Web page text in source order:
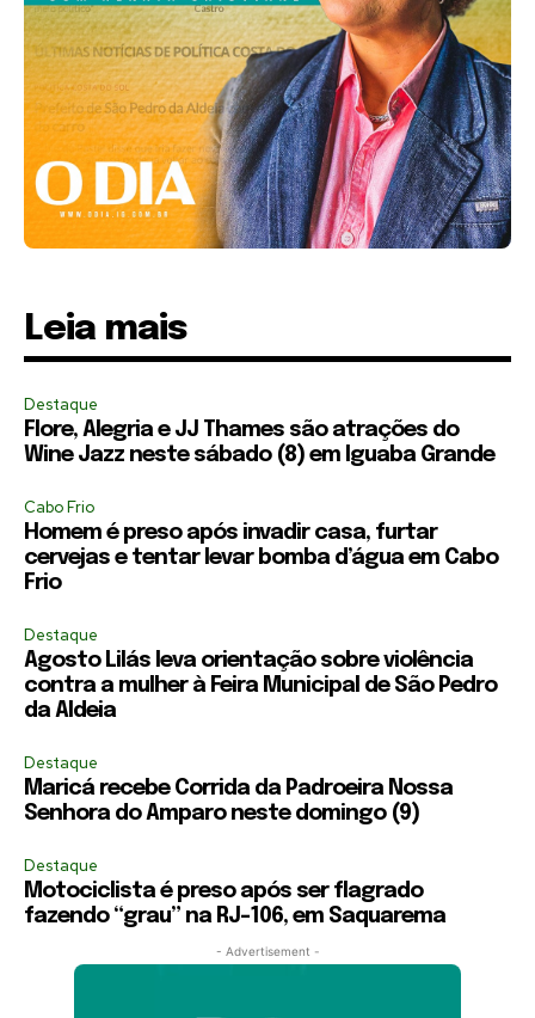
Leia mais
Destaque
Flore, Alegria e JJ Thames são atrações do
Wine Jazz neste sábado (8) em Iguaba Grande
Cabo Frio
Homem é preso após invadir casa, furtar
cervejas e tentar levar bomba d’água em Cabo
Frio
Destaque
Agosto Lilás leva orientação sobre violência
contra a mulher à Feira Municipal de São Pedro
da Aldeia
Destaque
Maricá recebe Corrida da Padroeira Nossa
Senhora do Amparo neste domingo (9)
Destaque
Motociclista é preso após ser flagrado
fazendo “grau” na RJ-106, em Saquarema
- Advertisement -